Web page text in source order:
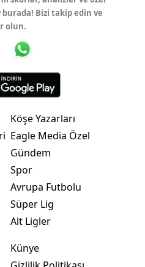
Bizi takip edin ve
olun.
Köşe Yazarları
Eagle Media Özel
Gündem
Spor
Avrupa Futbolu
Süper Lig
Alt Ligler
Künye